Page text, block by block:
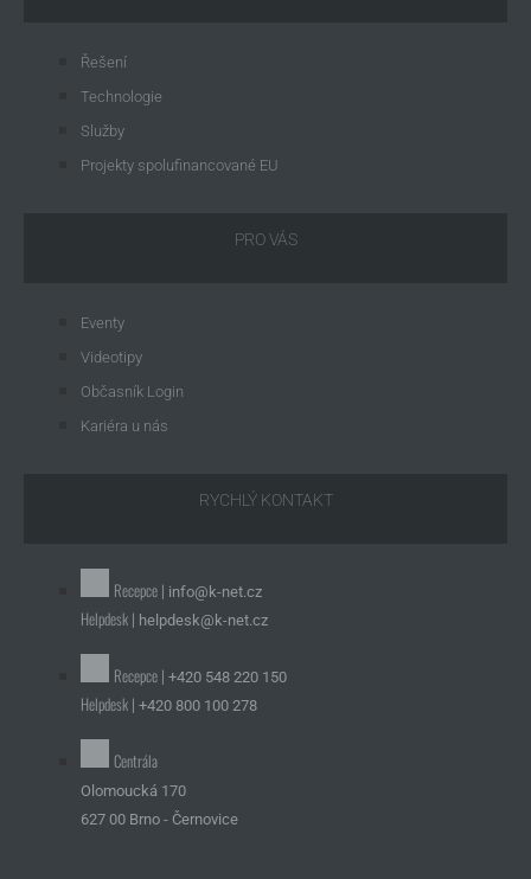
Řešení
Technologie
Služby
Projekty spolufinancované EU
PRO VÁS
Eventy
Videotipy
Občasník Login
Kariéra u nás
RYCHLÝ KONTAKT
Recepce | info@k-net.cz
Helpdesk | helpdesk@k-net.cz
Recepce | +420 548 220 150
Helpdesk | +420 800 100 278
Centrála
Olomoucká 170
627 00 Brno - Černovice